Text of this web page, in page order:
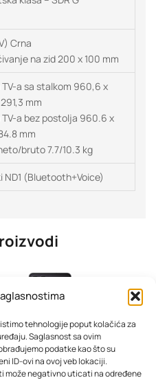
tehnologije poput kolačića za
Saglasnost sa ovim
podatke kao što su
ID-ovi na ovoj veb lokaciji.
može negativno uticati na određene
Crna
na zid 200 x 100 mm
TV-a sa stalkom 960,6 x
mm
TV-a bez postolja 960.6 x
mm
bruto 7.7/10.3 kg
ND1 (Bluetooth+Voice)